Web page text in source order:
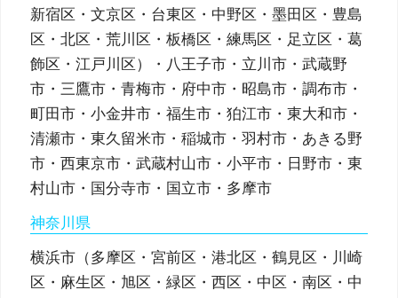
新宿区・文京区・台東区・中野区・墨田区・豊島
区・北区・荒川区・板橋区・練馬区・足立区・葛
飾区・江戸川区）・八王子市・立川市・武蔵野
市・三鷹市・青梅市・府中市・昭島市・調布市・
町田市・小金井市・福生市・狛江市・東大和市・
清瀬市・東久留米市・稲城市・羽村市・あきる野
市・西東京市・武蔵村山市・小平市・日野市・東
村山市・国分寺市・国立市・多摩市
神奈川県
横浜市（多摩区・宮前区・港北区・鶴見区・川崎
区・麻生区・旭区・緑区・西区・中区・南区・中